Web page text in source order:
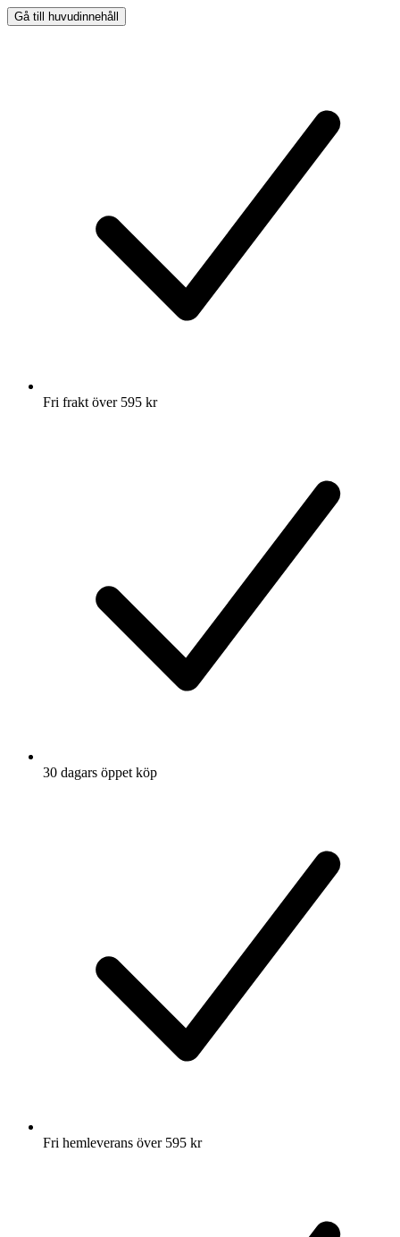
Gå till huvudinnehåll
Fri frakt över 595 kr
30 dagars öppet köp
Fri hemleverans över 595 kr